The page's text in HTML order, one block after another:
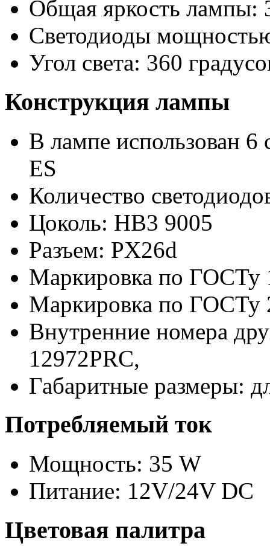
Общая яркость лампы:
Светодиоды
Угол света: 360
Конструкция лампы
В лампе использован
ES
Количество
Цоколь: HB3 9005
Разъем: PX26d
Маркировка по ГОСТу
Маркировка по ГОСТу
Внутренние номера
12972PRC,
Габаритные размеры:
Потребляемый ток
Мощность: 35 W
Питание: 12V/24V DC
Цветовая палитра